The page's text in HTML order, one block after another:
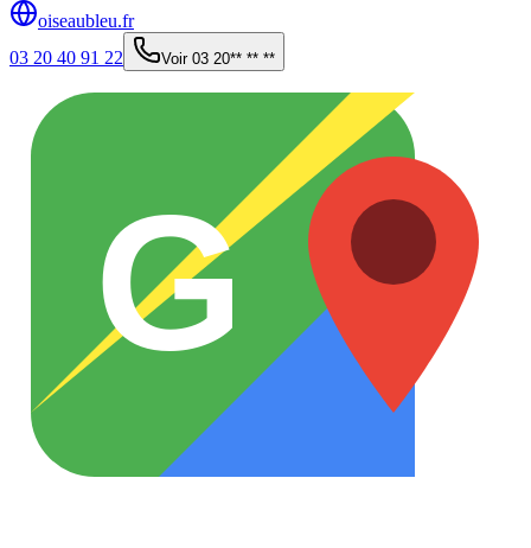
oiseaubleu.fr
03 20 40 91 22
Voir 03 20** ** **
G